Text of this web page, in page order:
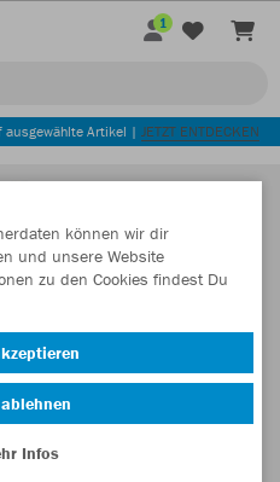
1
ausgewählte Artikel | JETZT ENTDECKEN
können wir dir
und unsere Website
zu den Cookies findest Du
Infos